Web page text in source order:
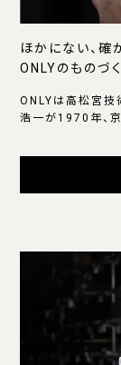
ほかにない、確
ONLYのものづ
ONLYは高松宮技
浩一が1970年、